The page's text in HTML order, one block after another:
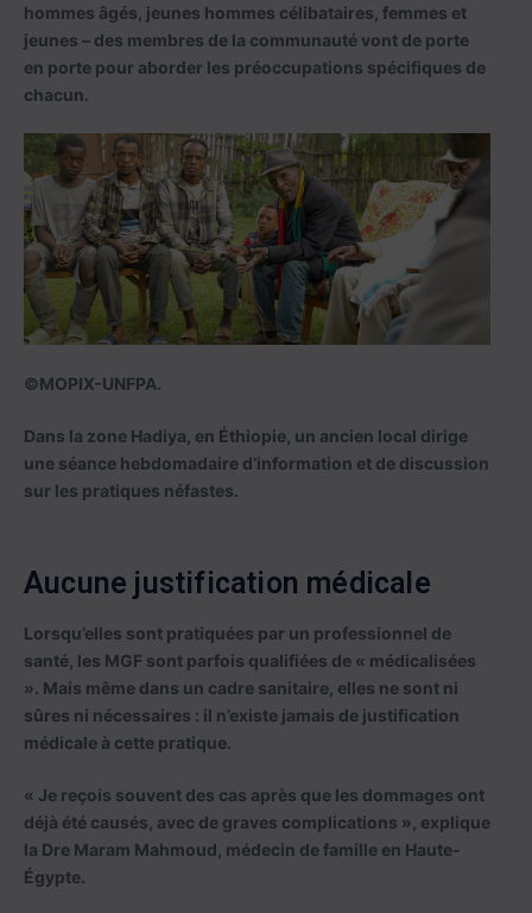
hommes âgés, jeunes hommes célibataires, femmes et
jeunes – des membres de la communauté vont de porte
en porte pour aborder les préoccupations spécifiques de
chacun.
©MOPIX-UNFPA.
Dans la zone Hadiya, en Éthiopie, un ancien local dirige
une séance hebdomadaire d’information et de discussion
sur les pratiques néfastes.
Aucune justification médicale
Lorsqu’elles sont pratiquées par un professionnel de
santé, les MGF sont parfois qualifiées de « médicalisées
». Mais même dans un cadre sanitaire, elles ne sont ni
sûres ni nécessaires : il n’existe jamais de justification
médicale à cette pratique.
« Je reçois souvent des cas après que les dommages ont
déjà été causés, avec de graves complications », explique
la Dre Maram Mahmoud, médecin de famille en Haute-
Égypte.